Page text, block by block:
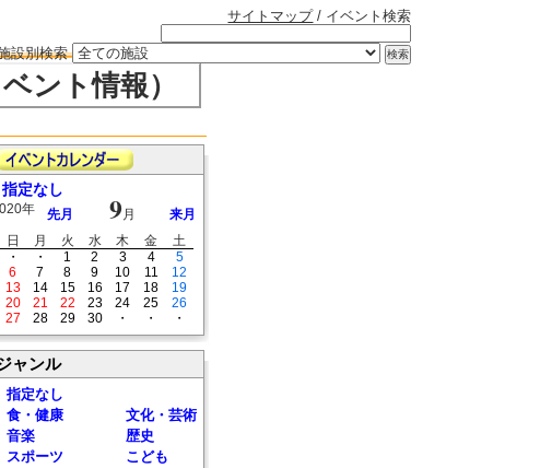
サイトマップ/ イベント検索
設別検索
ント情報）
指定なし
年 先月 9月
来月
日
月 火 水 木 金
土
・
・ 1 2 3 4
5
6
7 8 9 10 11
12
13
14 15 16 17 18
19
20
21 22 23 24 25
26
27
28 29 30 ・ ・ ・
ャンル
指定なし
食・健康
文化・芸術
音楽
歴史
スポーツ
こども